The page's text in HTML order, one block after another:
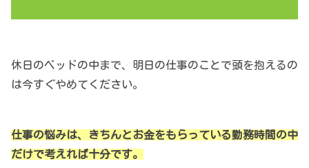
休日のベッドの中まで、明日の仕事のことで頭を抱えるの
は今すぐやめてください。
仕事の悩みは、きちんとお金をもらっている勤務時間の中
だけで考えれば十分です。